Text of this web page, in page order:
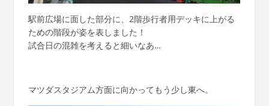
駅前広場に面した部分に、2階歩行者用デッキに上がる
ための階段が姿を表しました！
試合日の混雑を考えると細いなあ…
マツダスタジアム方面に向かってもう少し東へ。